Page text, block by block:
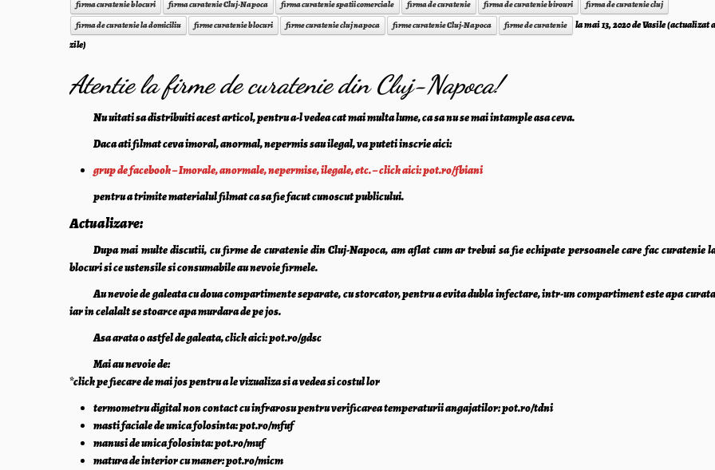
firma curatenie blocuri
firma curatenie Cluj-Napoca firma curatenie spatii comerciale firma de curatenie firma de curatenie birouri
firma de curatenie cluj
firma de curatenie la domiciliu
firme curatenie blocuri firme curatenie cluj napoca firme curatenie Cluj-Napoca firme de curatenie lamai 13, 2020deVasile(actualizat
zile)
Atentie la firme de curatenie din Cluj-Napoca!
Nu uitati sa distribuiti acest articol, pentru a-l vedea cat mai multa lume, ca sa nu se mai intample asa ceva.
Daca ati filmat ceva imoral, anormal, nepermis sau ilegal, va puteti inscrie aici:
grup de facebook – Imorale, anormale, nepermise, ilegale, etc. – click aici: pot.ro/fbiani
pentru a trimite materialul filmat ca sa fie facut cunoscut publicului.
Actualizare:
Dupa mai multe discutii, cu firme de curatenie din Cluj-Napoca, am aflat cum ar trebui sa fie echipate persoanele care fac curatenie
blocuri si ce ustensile si consumabile au nevoie firmele.
Au nevoie de galeata cu doua compartimente separate, cu storcator, pentru a evita dubla infectare, intr-un compartiment este apa
iar in celalalt se stoarce apa murdara de pe jos.
Asa arata o astfel de galeata, click aici: pot.ro/gdsc
Mai au nevoie de:
*click pe fiecare de mai jos pentru a le vizualiza si a vedea si costul lor
termometru digital non contact cu infrarosu pentru verificarea temperaturii angajatilor: pot.ro/tdni
masti faciale de unica folosinta: pot.ro/mfuf
manusi de unica folosinta: pot.ro/muf
matura de interior cu maner: pot.ro/micm